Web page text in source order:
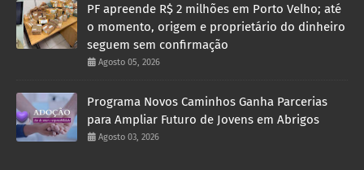
PF apreende R$ 2 milhões em Porto Velho; até
o momento, origem e proprietário do dinheiro
seguem sem confirmação
Agosto 05, 2026
Programa Novos Caminhos Ganha Parcerias
para Ampliar Futuro de Jovens em Abrigos
Agosto 03, 2026